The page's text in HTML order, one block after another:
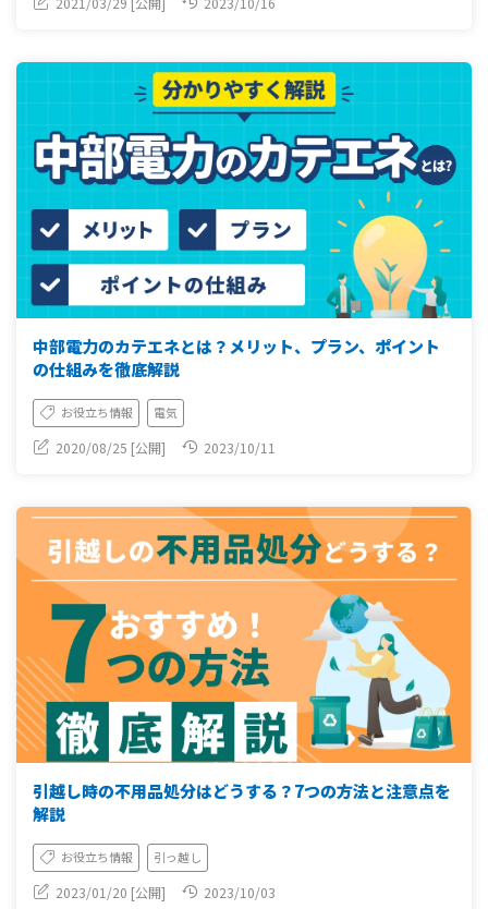
中部電力のカテエネとは？メリット、プラン、ポイント
の仕組みを徹底解説
お役立ち情報 電気
2020/08/25 [公開] 2023/10/11
引越し時の不用品処分はどうする？7つの方法と注意点を
解説
お役立ち情報 引っ越し
2023/01/20 [公開] 2023/10/03